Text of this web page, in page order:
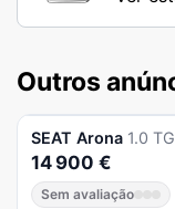
Outros
SEAT Arona 1.0 TGI
14 900 €
Sem avaliação